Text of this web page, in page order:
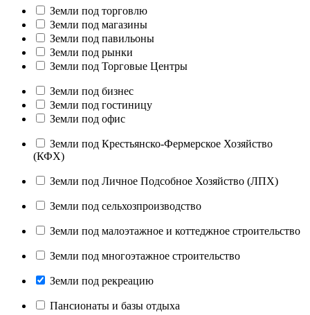
Земли под торговлю
Земли под магазины
Земли под павильоны
Земли под рынки
Земли под Торговые Центры
Земли под бизнес
Земли под гостиницу
Земли под офис
Земли под Крестьянско-Фермерское Хозяйство
(КФХ)
Земли под Личное Подсобное Хозяйство (ЛПХ)
Земли под сельхозпроизводство
Земли под малоэтажное и коттеджное строительство
Земли под многоэтажное строительство
Земли под рекреацию
Пансионаты и базы отдыха